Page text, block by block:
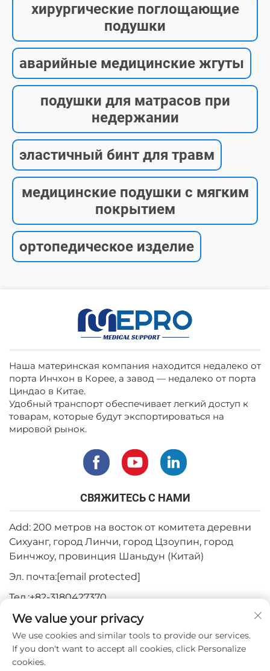
хирургические поглощающие
подушки
аварийные медицинские жгуты
подушки для матрасов при
недержании
эластичный бинт для травм
медицинские подушки с мягким
покрытием
ортопедическое изделие
Наша материнская компания находится недалеко от
порта Инчхон в Корее, а завод — недалеко от порта
Циндао в Китае.
Удобный транспорт обеспечивает легкий доступ к
товарам, которые будут экспортироваться на
мировой рынок.
СВЯЖИТЕСЬ С НАМИ
Add: 200 метров на восток от комитета деревни
Сихуанг, город Линчи, город Цзоупин, город
Бинчжоу, провинция Шаньдун (Китай)
Эл. почта:[email protected]
Тел.:+82-3180427370
Телефон:+86-15564344404
WhatsApp:+82-1022396668
We value your privacy
We use cookies and similar tools to provide our services.
If you don't want to accept all cookies, click Personalize
cookies.